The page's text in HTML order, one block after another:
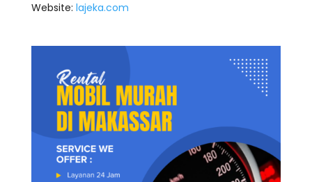
Website: lajeka.com